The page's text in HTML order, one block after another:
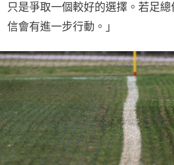
只是爭取一個較好的選擇。若足
信會有進一步行動。」